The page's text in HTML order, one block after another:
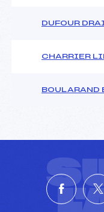
DUFOUR
CHARRIER
BOULARAND